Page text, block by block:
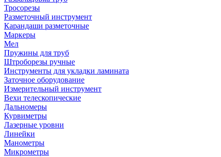
Тросорезы
Разметочный инструмент
Карандаши разметочные
Маркеры
Мел
Пружины для труб
Штроборезы ручные
Инструменты для укладки ламината
Заточное оборудование
Измерительный инструмент
Вехи телескопические
Дальномеры
Курвиметры
Лазерные уровни
Линейки
Манометры
Микрометры